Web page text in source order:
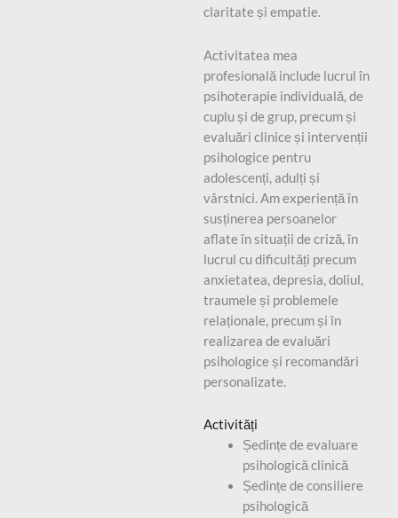
claritate și empatie.
Activitatea mea
profesională include lucrul în
psihoterapie individuală, de
cuplu și de grup, precum și
evaluări clinice și intervenții
psihologice pentru
adolescenți, adulți și
vârstnici. Am experiență în
susținerea persoanelor
aflate în situații de criză, în
lucrul cu dificultăți precum
anxietatea, depresia, doliul,
traumele și problemele
relaționale, precum și în
realizarea de evaluări
psihologice și recomandări
personalizate.
Activități
Ședințe de evaluare
psihologică clinică
Ședințe de consiliere
psihologică